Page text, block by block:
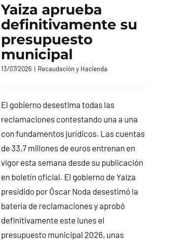
Yaiza aprueba
definitivamente su
presupuesto
municipal
13/07/2026 | Recaudación y Hacienda
El gobierno desestima todas las
reclamaciones contestando una a una
con fundamentos jurídicos. Las cuentas
de 33,7 millones de euros entrenan en
vigor esta semana desde su publicación
en boletín oficial. El gobierno de Yaiza
presidido por Óscar Noda desestimó la
batería de reclamaciones y aprobó
definitivamente este lunes el
presupuesto municipal 2026, unas